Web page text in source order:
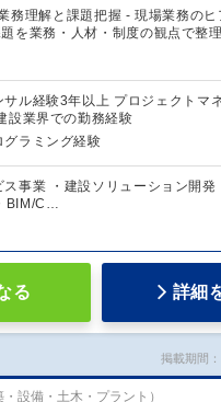
務理解と課題把握 - 現場業務の
を業務・人材・制度の観点で整
サル経験3年以上 プロジェクトマ
設業界での勤務経験
グラミング経験
ス事業 ・建設ソリューション開発
BIM/C…
る 詳細
掲載期間
設備・土木・プラント）